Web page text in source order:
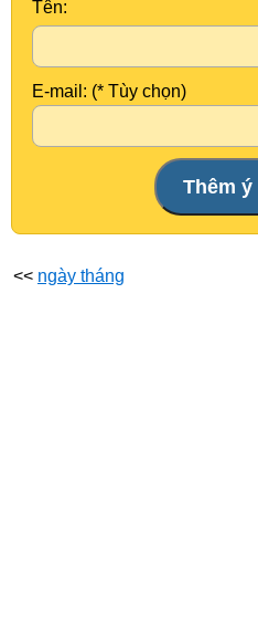
Tên:
E-mail: (* Tùy chọn)
<< ngày tháng